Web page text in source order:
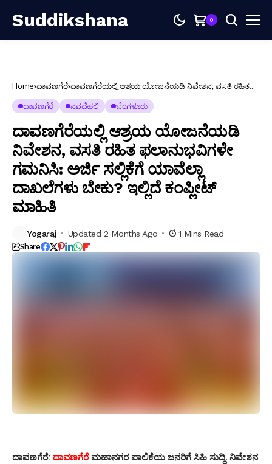
Suddikshana 0
Home ದಾವಣಗೆರೆ ದಾವಣಗೆರೆಯಲ್ಲಿ ಆಶ್ರಯ ಯೋಜನೆಯಡಿ ನಿವೇಶನ, ವಸತಿ ರಹಿತ
ಬೇಕು? ಇಲ್ಲಿದೆ ಕಂಪ್ಲೀಟ್ ಮಾಹಿತಿ
ದಾವಣಗೆರೆ ನವದೆಹಲಿ ಬೆಂಗಳೂರು
ದಾವಣಗೆರೆಯಲ್ಲಿ ಆಶ್ರಯ ಯೋಜನೆಯಡಿ
ನಿವೇಶನ, ವಸತಿ ರಹಿತ ಫಲಾನುಭವಿಗಳೇ
ಗಮನಿಸಿ: ಅರ್ಜಿ ಸಲ್ಲಿಕೆಗೆ ಯಾವೆಲ್ಲಾ
ದಾಖಲೆಗಳು ಬೇಕು? ಇಲ್ಲಿದೆ ಕಂಪ್ಲೀಟ್
ಮಾಹಿತಿ
Yogaraj Updated 2 Months Ago 1 Mins Read
Share
ದಾವಣಗೆರೆ: ದಾವಣಗೆರೆ ಮಹಾನಗರ ಪಾಲಿಕೆಯ ಜನರಿಗೆ ಸಿಹಿ ಸುದ್ದಿ. ನಿವೇಶನ